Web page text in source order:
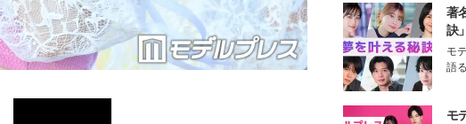
著
訣」
モ
語
モ